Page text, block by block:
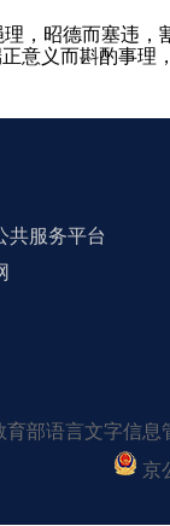
理，昭德而塞违，
意义而斟酌事
共服务平台
育部语言文字信
京